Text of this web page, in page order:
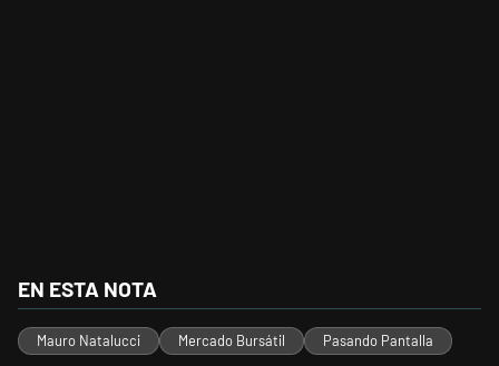
EN ESTA NOTA
Mauro Natalucci Mercado Bursátil Pasando Pantalla